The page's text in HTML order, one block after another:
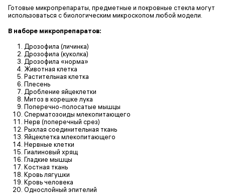
Готовые микропрепараты, предметные и покровные стекла могут
использоваться с биологическим микроскопом любой модели.
В наборе микропрепаратов:
Дрозофила (личинка)
Дрозофила (куколка)
Дрозофила «норма»
Животная клетка
Растительная клетка
Плесень
Дробление яйцеклетки
Митоз в корешке лука
Поперечно-полосатые мышцы
Сперматозоиды млекопитающего
Нерв (поперечный срез)
Рыхлая соединительная ткань
Яйцеклетка млекопитающего
Нервные клетки
Гиалиновый хрящ
Гладкие мышцы
Костная ткань
Кровь лягушки
Кровь человека
Однослойный эпителий